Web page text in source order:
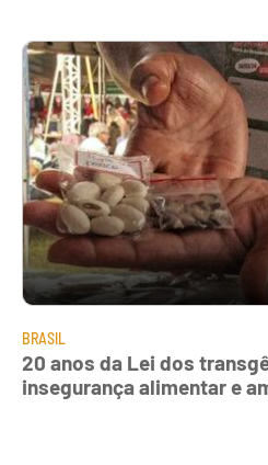
BRASIL
20 anos da Lei dos
insegurança alimentar e